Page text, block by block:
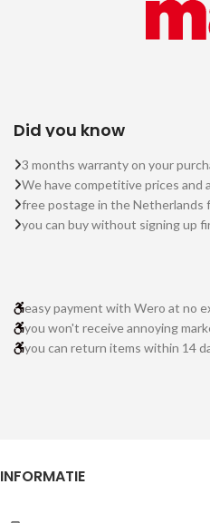
Did you know
3 months warranty on your
We have competitive prices and
free postage in the Netherlands
you can buy without signing up
easy payment with Wero at no
you won't receive annoying
you can return items within 14
INFORMATIE